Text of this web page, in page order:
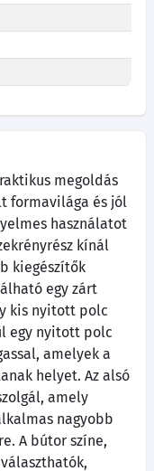
megoldás
formavilága és jól
használatot
kínál
kiegészítők
egy zárt
kis nyitott polc
egy nyitott polc
amelyek a
helyet. Az alsó
amely
nagyobb
A bútor színe,